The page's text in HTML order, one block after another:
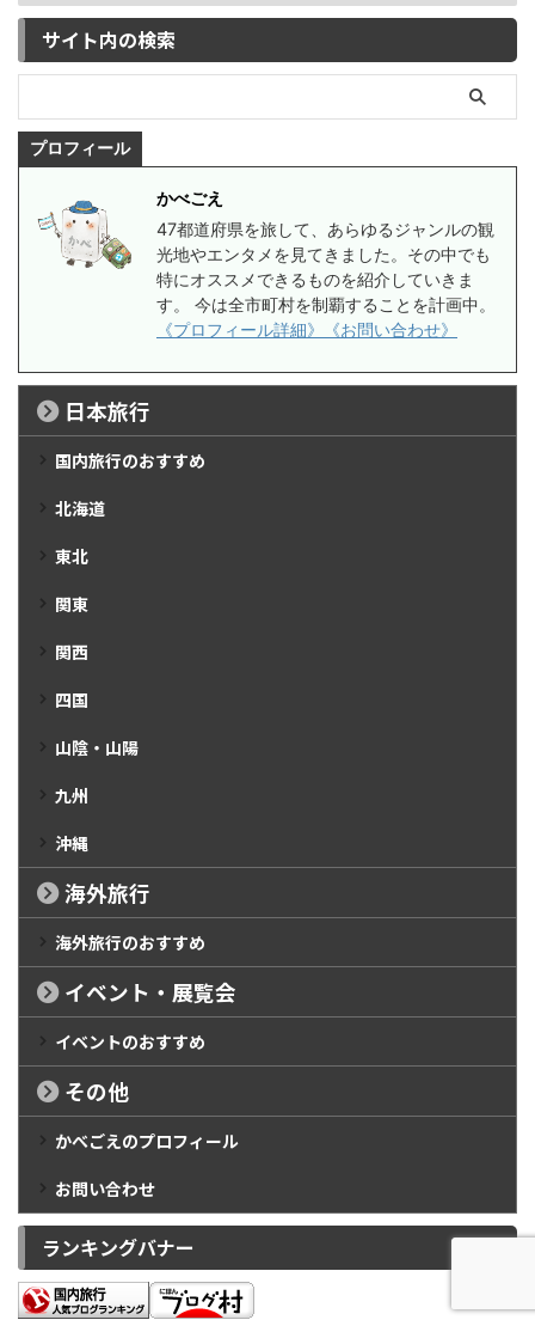
サイト内の検索
プロフィール
かべごえ
47都道府県を旅して、あらゆるジャンルの観
光地やエンタメを見てきました。その中でも
特にオススメできるものを紹介していきま
す。 今は全市町村を制覇することを計画中。
《プロフィール詳細》
《お問い合わせ》
日本旅行
国内旅行のおすすめ
北海道
東北
関東
関西
四国
山陰・山陽
九州
沖縄
海外旅行
海外旅行のおすすめ
イベント・展覧会
イベントのおすすめ
その他
かべごえのプロフィール
お問い合わせ
ランキングバナー